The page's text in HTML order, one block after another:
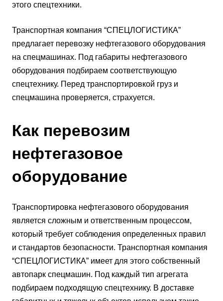
этого спецтехники.
Транспортная компания “СПЕЦЛОГИСТИКА”
предлагает перевозку нефтегазового оборудования
на спецмашинах. Под габариты нефтегазового
оборудования подбираем соответствующую
спецтехнику. Перед транспортировкой груз и
спецмашина проверяется, страхуется.
Как перевозим
нефтегазовое
оборудование
Транспортировка нефтегазового оборудования
является сложным и ответственным процессом,
который требует соблюдения определенных правил
и стандартов безопасности. Транспортная компания
“СПЕЦЛОГИСТИКА” имеет для этого собственный
автопарк спецмашин. Под каждый тип агрегата
подбираем подходящую спецтехнику. В доставке